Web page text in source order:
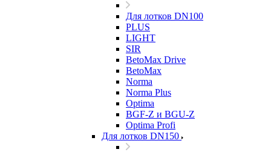
Для лотков DN100
PLUS
LIGHT
SIR
BetoMax Drive
BetoMax
Norma
Norma Plus
Optima
BGF-Z и BGU-Z
Optima Profi
Для лотков DN150